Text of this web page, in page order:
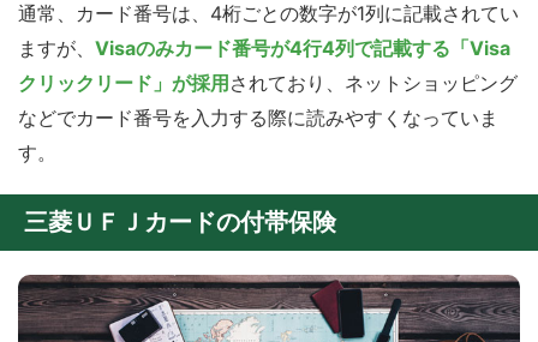
通常、カード番号は、4桁ごとの数字が1列に記載されてい
ますが、 Visaのみカード番号が4行4列で記載する「Visa
クリックリード」が採用 されており、ネットショッピング
などでカード番号を入力する際に読みやすくなっていま
す。
三菱ＵＦＪカードの付帯保険